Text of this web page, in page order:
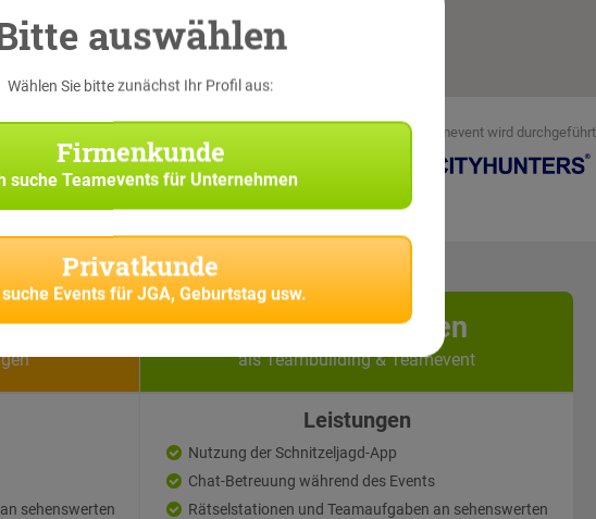
wieder aufeinander. Beim großen
noch einmal alles geben, um durch
der Lösungen der aufeinander
den virtuellen Schatz zu bergen...
Dieses Teamevent wird
Firmenkunden
als Teambuilding & Teamevent
sehenswerten
Leistungen
Nutzung der Schnitzeljagd-App
Chat-Betreuung während des Events
Rätselstationen und Teamaufgaben an sehenswerten
auswählen
Wählen Sie bitte zunächst Ihr Profil aus:
Firmenkunde
suche Teamevents für Unternehmen
Privatkunde
Events für JGA, Geburtstag usw.